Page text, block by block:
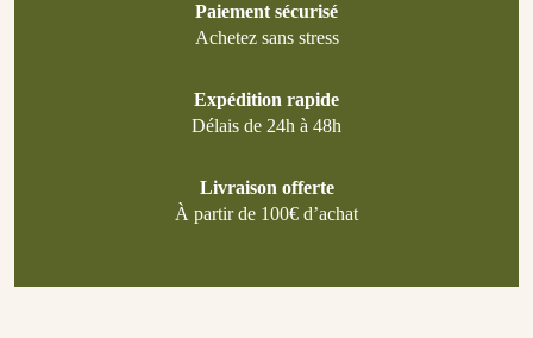
Paiement sécurisé
Achetez sans stress
Expédition rapide
Délais de 24h à 48h
Livraison offerte
À partir de 100€ d’achat